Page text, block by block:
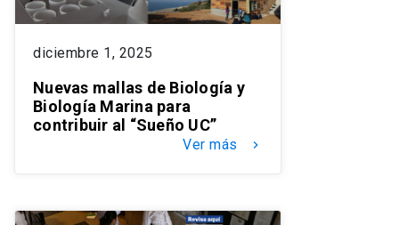
diciembre 1, 2025
Nuevas mallas de Biología y
Biología Marina para
contribuir al “Sueño UC”
Ver más keyboard_arrow_right